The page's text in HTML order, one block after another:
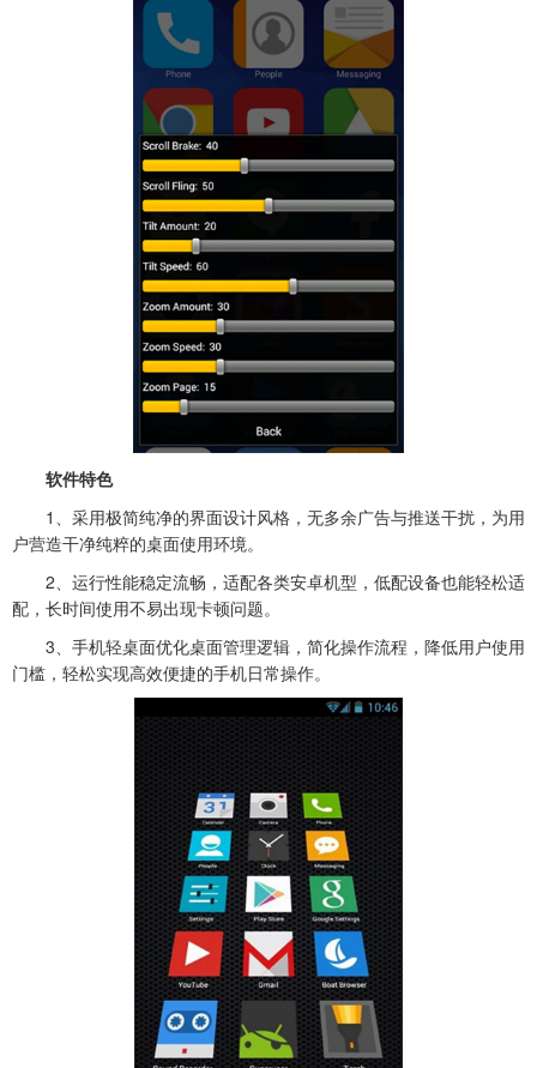
软件特色
1、采用极简纯净的界面设计风格，无多余广告与推送干扰，为用
户营造干净纯粹的桌面使用环境。
2、运行性能稳定流畅，适配各类安卓机型，低配设备也能轻松适
配，长时间使用不易出现卡顿问题。
3、手机轻桌面优化桌面管理逻辑，简化操作流程，降低用户使用
门槛，轻松实现高效便捷的手机日常操作。